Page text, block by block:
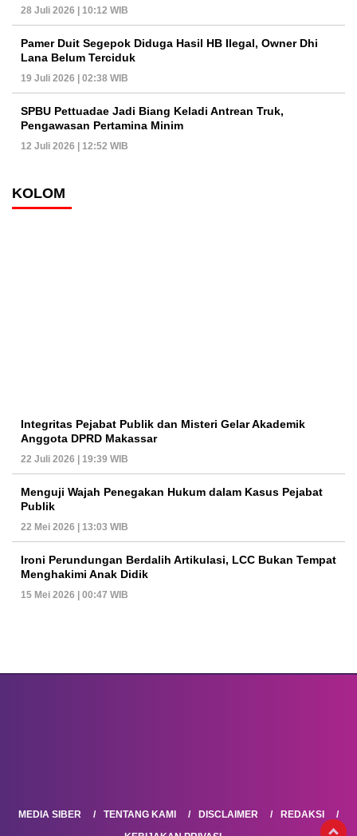
28 Juli 2026 | 10:12 WIB
Pamer Duit Segepok Diduga Hasil HB Ilegal, Owner Dhi
Lana Belum Terciduk
19 Juli 2026 | 02:38 WIB
SPBU Pettuadae Jadi Biang Keladi Antrean Truk,
Pengawasan Pertamina Minim
12 Juli 2026 | 12:52 WIB
KOLOM
Integritas Pejabat Publik dan Misteri Gelar Akademik
Anggota DPRD Makassar
22 Juli 2026 | 19:39 WIB
Menguji Wajah Penegakan Hukum dalam Kasus Pejabat
Publik
22 Mei 2026 | 13:03 WIB
Ironi Perundungan Berdalih Artikulasi, LCC Bukan Tempat
Menghakimi Anak Didik
15 Mei 2026 | 00:47 WIB
MEDIA SIBER TENTANG KAMI DISCLAIMER
REDAKSI